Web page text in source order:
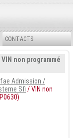
CONTACTS
non programmé
Admission /
Sfi/ VIN non